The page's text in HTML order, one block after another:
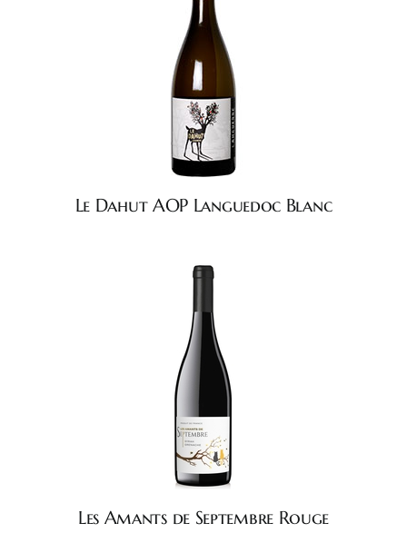
Le Dahut AOP Languedoc Blanc
Les Amants de Septembre Rouge